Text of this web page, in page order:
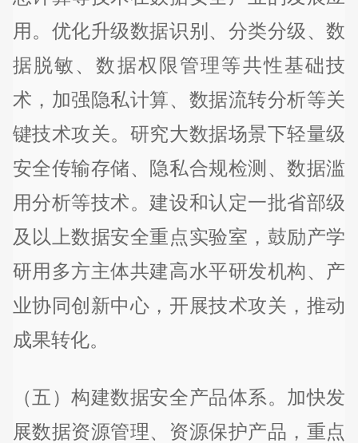
用。优化升级数据识别、分类分级、数
据脱敏、数据权限管理等共性基础技
术，加强隐私计算、数据流转分析等关
键技术攻关。研究大数据场景下轻量级
安全传输存储、隐私合规检测、数据滥
用分析等技术。建设和认定一批省部级
及以上数据安全重点实验室，鼓励产学
研用多方主体共建高水平研发机构、产
业协同创新中心，开展技术攻关，推动
成果转化。
（五）构建数据安全产品体系。加快发
展数据资源管理、资源保护产品，重点